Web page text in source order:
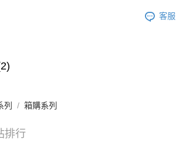
客服
列 箱購系列
排行